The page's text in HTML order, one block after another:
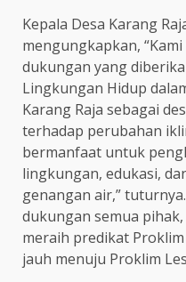
Kepala Desa Karang
mengungkapkan,
dukungan yang
Lingkungan Hidup
Karang Raja sebagai
terhadap perubahan
bermanfaat untuk
lingkungan, edukasi,
genangan air,”
dukungan semua
meraih predikat
jauh menuju Proklim